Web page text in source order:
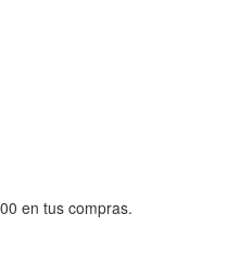
en tus compras.